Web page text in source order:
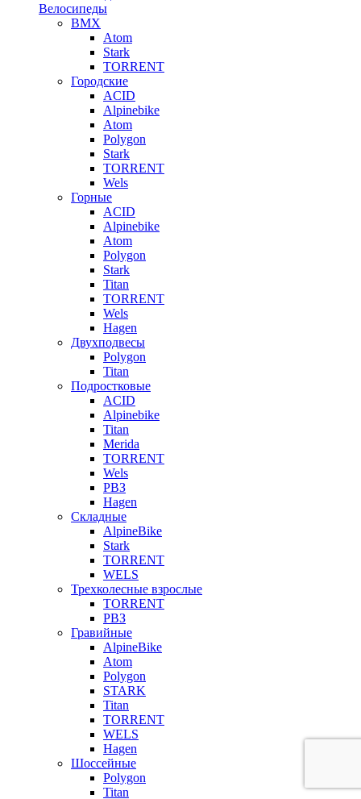
Велосипеды
BMX
Atom
Stark
TORRENT
Городские
ACID
Alpinebike
Atom
Polygon
Stark
TORRENT
Wels
Горные
ACID
Alpinebike
Atom
Polygon
Stark
Titan
TORRENT
Wels
Hagen
Двухподвесы
Polygon
Titan
Подростковые
ACID
Alpinebike
Titan
Merida
TORRENT
Wels
РВЗ
Hagen
Складные
AlpineBike
Stark
TORRENT
WELS
Трехколесные взрослые
TORRENT
РВЗ
Гравийные
AlpineBike
Atom
Polygon
STARK
Titan
TORRENT
WELS
Hagen
Шоссейные
Polygon
Titan